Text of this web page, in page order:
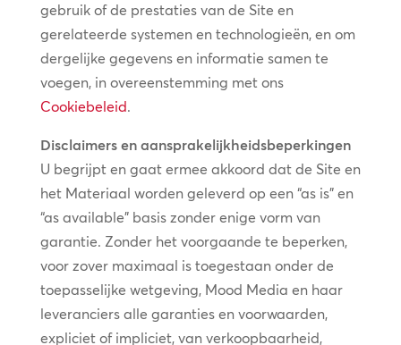
gebruik of de prestaties van de Site en
gerelateerde systemen en technologieën, en om
dergelijke gegevens en informatie samen te
voegen, in overeenstemming met ons
Cookiebeleid.
Disclaimers en aansprakelijkheidsbeperkingen
U begrijpt en gaat ermee akkoord dat de Site en
het Materiaal worden geleverd op een “as is” en
“as available” basis zonder enige vorm van
garantie. Zonder het voorgaande te beperken,
voor zover maximaal is toegestaan onder de
toepasselijke wetgeving, Mood Media en haar
leveranciers alle garanties en voorwaarden,
expliciet of impliciet, van verkoopbaarheid,